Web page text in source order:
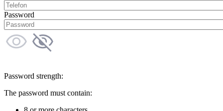
Password
Password strength:
The password must contain: